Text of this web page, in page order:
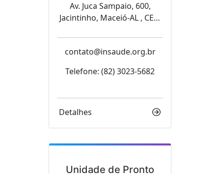
Av. Juca Sampaio, 600,
Jacintinho, Maceió-AL , CEP:
contato@insaude.org.br
Telefone: (82) 3023-5682
Detalhes
Unidade de Pronto